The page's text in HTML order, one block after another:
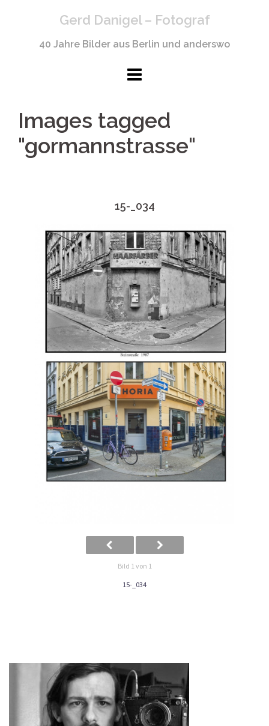
Gerd Danigel – Fotograf
40 Jahre Bilder aus Berlin und anderswo
Images tagged
"gormannstrasse"
15-_034
Bild 1 von 1
15-_034